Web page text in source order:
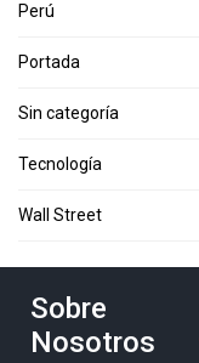
Perú
Portada
Sin categoría
Tecnología
Wall Street
Sobre
Nosotros